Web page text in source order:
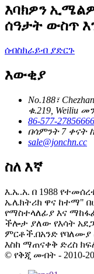
እባክዎን
ሰዓታት ውስጥ
ሰብስክራይብ ያድርጉ
እውቂያ
No.188፣
ቁ.219, Weiliu
86-577-27856666
በሳምንት 7 ቀናት
sale@jonchn.cc
ስለ እኛ
እ.ኤ.አ. በ 1988
ኤሌክትሪክ ዋና ከተማ"
የማስተላለፊያ እና
ችሎታ ያለው የእሳት
ምርቶች.በአንድ የባለሙያ
እስከ ማጠናቀቅ ድረስ
© የቅጂ መብት - 2010-